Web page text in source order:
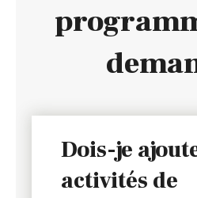
Dois-je
activités de